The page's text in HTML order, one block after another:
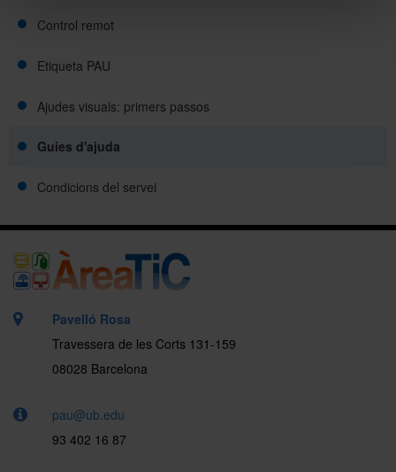
Control remot
Etiqueta PAU
Ajudes visuals: primers passos
Guies d'ajuda
Condicions del servei
Pavelló Rosa
Travessera de les Corts 131-159
08028 Barcelona
pau@ub.edu
93 402 16 87